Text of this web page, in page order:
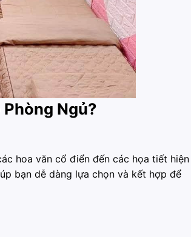
Phòng Ngủ?
hoa văn cổ điển đến các họa tiết hiện
bạn dễ dàng lựa chọn và kết hợp để